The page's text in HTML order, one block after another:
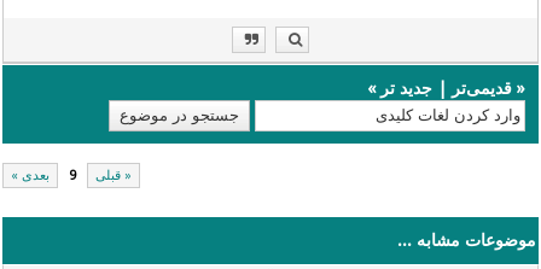
«قدیمی‌تر |جدید تر »
« قبلی 9 بعدی »
موضوعات مشابه ...